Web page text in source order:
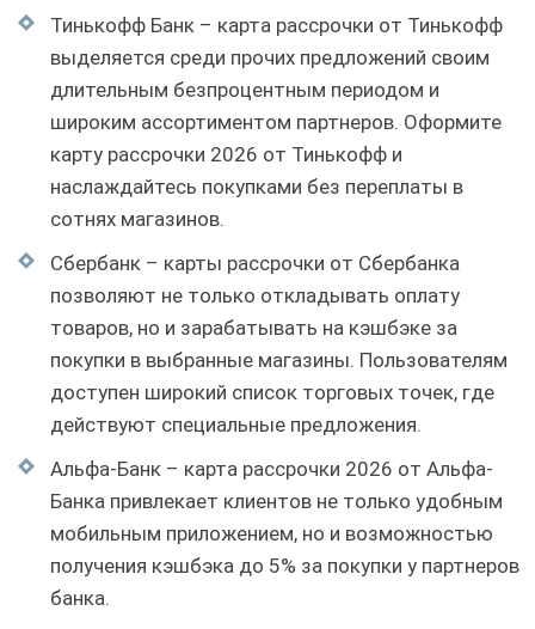
Тинькофф Банк – карта рассрочки от Тинькофф
выделяется среди прочих предложений своим
длительным безпроцентным периодом и
широким ассортиментом партнеров. Оформите
карту рассрочки 2026 от Тинькофф и
наслаждайтесь покупками без переплаты в
сотнях магазинов.
Сбербанк – карты рассрочки от Сбербанка
позволяют не только откладывать оплату
товаров, но и зарабатывать на кэшбэке за
покупки в выбранные магазины. Пользователям
доступен широкий список торговых точек, где
действуют специальные предложения.
Альфа-Банк – карта рассрочки 2026 от Альфа-
Банка привлекает клиентов не только удобным
мобильным приложением, но и возможностью
получения кэшбэка до 5% за покупки у партнеров
банка.